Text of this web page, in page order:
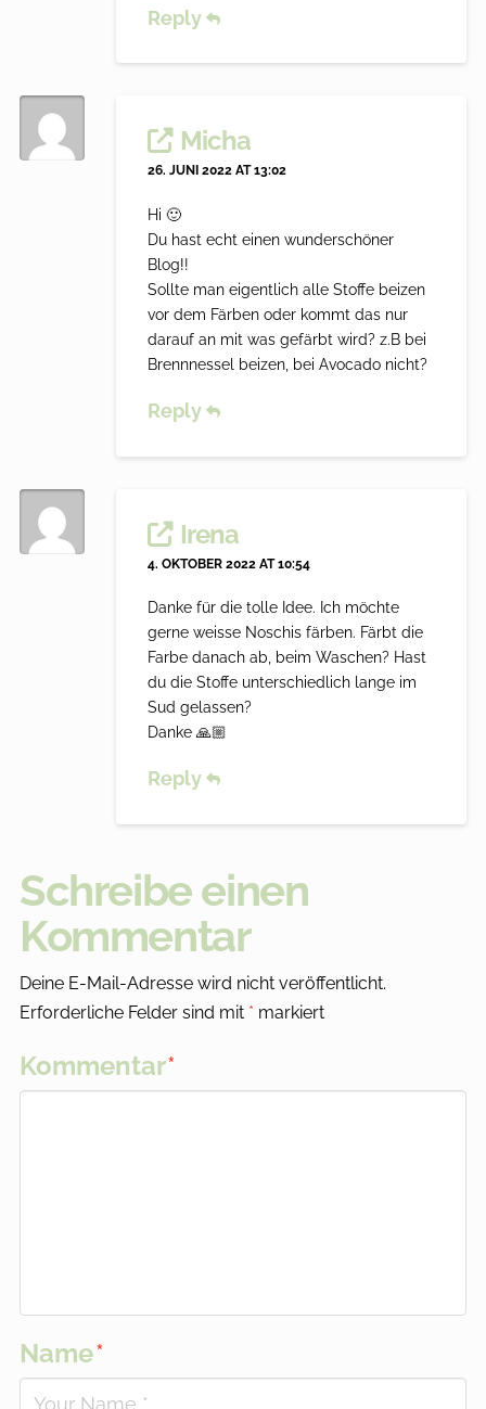
Reply
Micha
26. JUNI 2022 AT 13:02
Hi 🙂
Du hast echt einen wunderschöner
Blog!!
Sollte man eigentlich alle Stoffe beizen
vor dem Färben oder kommt das nur
darauf an mit was gefärbt wird? z.B bei
Brennnessel beizen, bei Avocado nicht?
Reply
Irena
4. OKTOBER 2022 AT 10:54
Danke für die tolle Idee. Ich möchte
gerne weisse Noschis färben. Färbt die
Farbe danach ab, beim Waschen? Hast
du die Stoffe unterschiedlich lange im
Sud gelassen?
Danke 🙏🏼
Reply
Schreibe einen
Kommentar
Deine E-Mail-Adresse wird nicht veröffentlicht.
Erforderliche Felder sind mit * markiert
Kommentar*
Name*